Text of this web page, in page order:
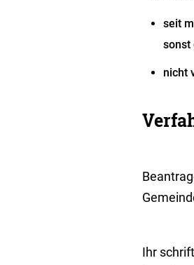
seit
sonst
nicht
Ihr